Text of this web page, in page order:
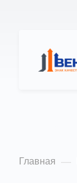
Главная —